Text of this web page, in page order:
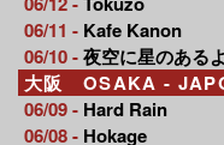
06/11 - Kafe Kanon
06/10 -夜空に星のある
大阪 OSAKA -
06/09 - Hard Rain
06/08 - Hokage